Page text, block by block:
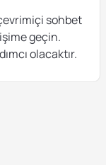
sohbet
geçin.
olacaktır.